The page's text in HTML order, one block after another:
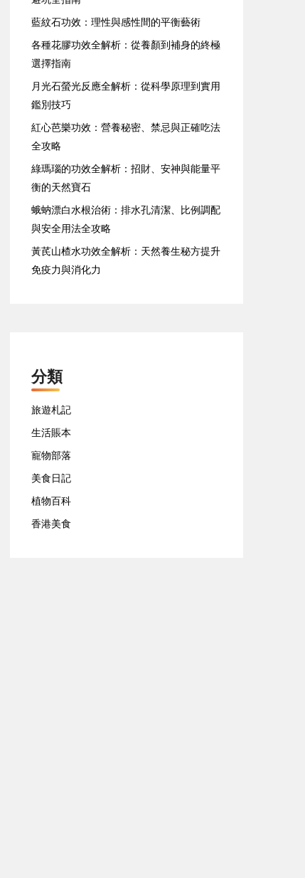
藍紋石功效：理性與感性間的平衡藝術
各種花膠功效全解析：從養顏到補身的終極
選擇指南
月光石螢光反應全解析：從科學原理到實用
鑑別技巧
紅心芭樂功效：營養秘密、禁忌與正確吃法
全攻略
綠瑪瑙的功效全解析：招財、安神與能量平
衡的天然寶石
蛾蚋漂白水根治術：排水孔清潔、比例調配
與安全用法全攻略
黃芪山楂水功效全解析：天然養生秘方提升
免疫力與消化力
分類
旅遊札記
生活賬本
寵物部落
美食日記
植物百科
香港美食